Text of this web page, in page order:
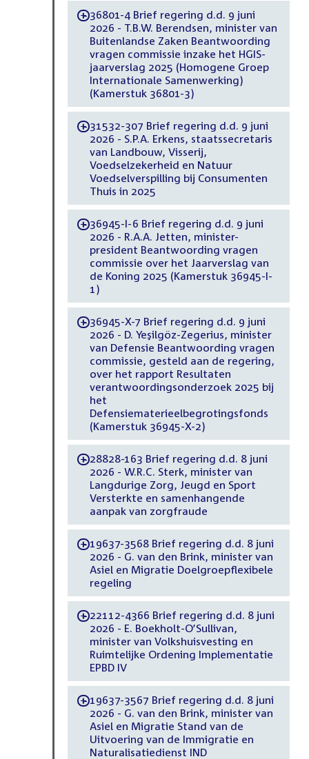
-36801-4 Brief regering d.d. 9 juni
2026 - T.B.W. Berendsen, minister van
Buitenlandse Zaken Beantwoording
vragen commissie inzake het HGIS-
jaarverslag 2025 (Homogene Groep
Internationale Samenwerking)
(Kamerstuk 36801-3)
-31532-307 Brief regering d.d. 9 juni
2026 - S.P.A. Erkens, staatssecretaris
van Landbouw, Visserij,
Voedselzekerheid en Natuur
Voedselverspilling bij Consumenten
Thuis in 2025
-36945-I-6 Brief regering d.d. 9 juni
2026 - R.A.A. Jetten, minister-
president Beantwoording vragen
commissie over het Jaarverslag van
de Koning 2025 (Kamerstuk 36945-I-
1)
-36945-X-7 Brief regering d.d. 9 juni
2026 - D. Yeşilgöz-Zegerius, minister
van Defensie Beantwoording vragen
commissie, gesteld aan de regering,
over het rapport Resultaten
verantwoordingsonderzoek 2025 bij
het
Defensiematerieelbegrotingsfonds
(Kamerstuk 36945-X-2)
-28828-163 Brief regering d.d. 8 juni
2026 - W.R.C. Sterk, minister van
Langdurige Zorg, Jeugd en Sport
Versterkte en samenhangende
aanpak van zorgfraude
-19637-3568 Brief regering d.d. 8 juni
2026 - G. van den Brink, minister van
Asiel en Migratie Doelgroepflexibele
regeling
-22112-4366 Brief regering d.d. 8 juni
2026 - E. Boekholt-O’Sullivan,
minister van Volkshuisvesting en
Ruimtelijke Ordening Implementatie
EPBD IV
-19637-3567 Brief regering d.d. 8 juni
2026 - G. van den Brink, minister van
Asiel en Migratie Stand van de
Uitvoering van de Immigratie en
Naturalisatiedienst IND